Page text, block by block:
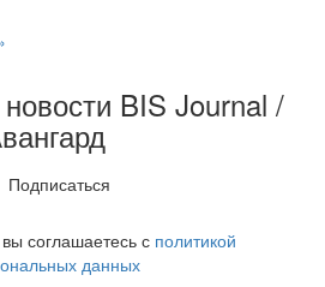
BIS Journal /
Подписаться
соглашаетесь с политикой
данных